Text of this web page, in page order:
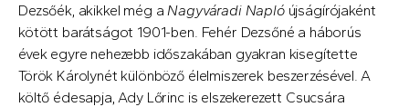
Dezsőék, akikkel még a Nagyváradi Naplóújságírójaként
kötött barátságot 1901-ben. Fehér Dezsőné a háborús
évek egyre nehezebb időszakában gyakran kisegítette
Török Károlynét különböző élelmiszerek beszerzésével. A
költő édesapja, Ady Lőrinc is elszekerezett Csucsára